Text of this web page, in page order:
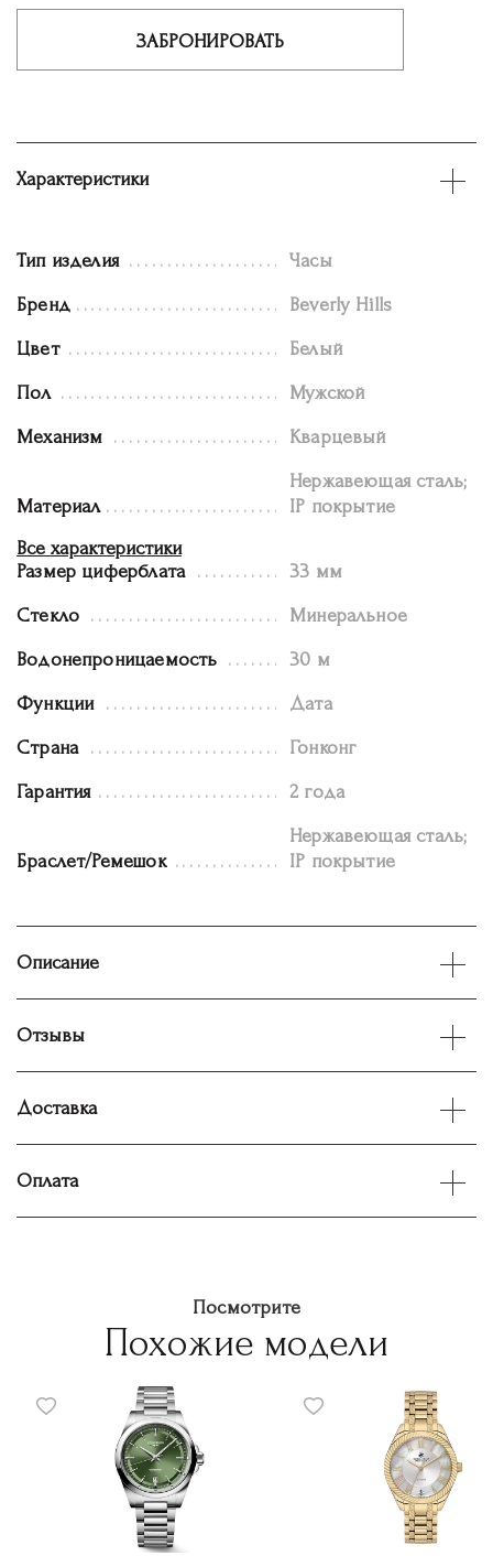
ЗАБРОНИРОВАТЬ
Характеристики
Тип изделия Часы
Бренд Beverly Hills
Цвет Белый
Пол Мужской
Механизм Кварцевый
Материал
Нержавеющая сталь;
IP покрытие
Все характеристики
Размер циферблата
33 мм
Стекло Минеральное
Водонепроницаемость 30 м
Функции Дата
Страна Гонконг
Гарантия 2 года
Браслет/Ремешок
Нержавеющая сталь;
IP покрытие
Описание
Отзывы
Доставка
Оплата
Посмотрите
Похожие модели